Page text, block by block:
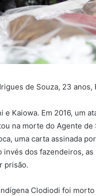
de Souza, 23 anos,
Kaiowa. Em 2016, um
na morte do Agente de
uma carta assinada
dos fazendeiros, as
prisão.
Clodiodi foi morto